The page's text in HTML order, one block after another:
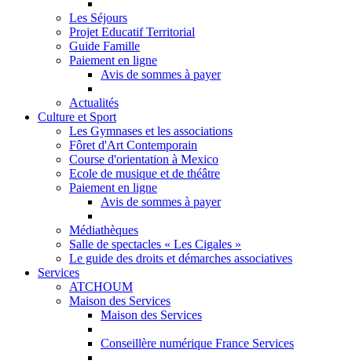
Les Séjours
Projet Educatif Territorial
Guide Famille
Paiement en ligne
Avis de sommes à payer
Actualités
Culture et Sport
Les Gymnases et les associations
Fôret d'Art Contemporain
Course d'orientation à Mexico
Ecole de musique et de théâtre
Paiement en ligne
Avis de sommes à payer
Médiathèques
Salle de spectacles « Les Cigales »
Le guide des droits et démarches associatives
Services
ATCHOUM
Maison des Services
Maison des Services
Conseillère numérique France Services